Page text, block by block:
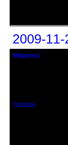
2009-
Milagros1
Профиль